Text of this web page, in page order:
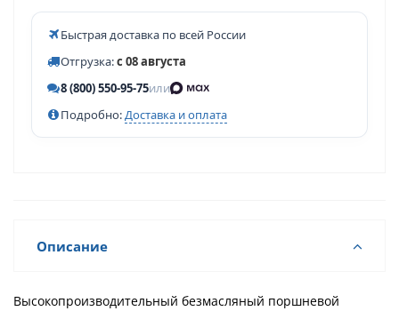
Быстрая доставка по всей России
Отгрузка:с 08 августа
8 (800) 550-95-75или
Подробно:Доставка и оплата
Описание
Высокопроизводительный безмасляный поршневой